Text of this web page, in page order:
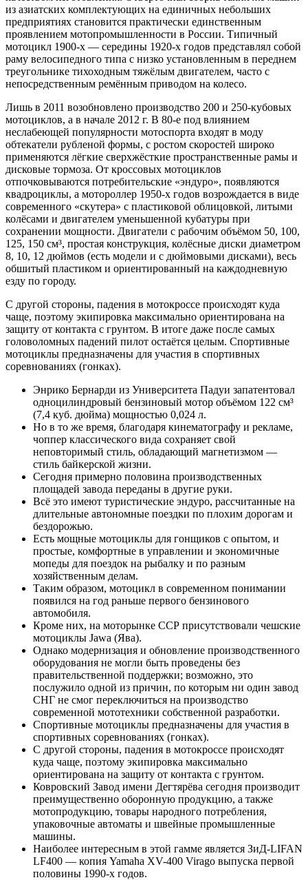
из азиатских комплектующих на единичных небольших
предприятиях становится практически единственным
проявлением мотопромышленности в России. Типичный
мотоцикл 1900-х — середины 1920-х годов представлял собой
раму велосипедного типа с низко установленным в переднем
треугольнике тихоходным тяжёлым двигателем, часто с
непосредственным ремённым приводом на колесо.
Лишь в 2011 возобновлено производство 200 и 250-кубовых
мотоциклов, а в начале 2012 г. В 80-е под влиянием
неслабеющей популярности мотоспорта входят в моду
обтекатели рубленой формы, с ростом скоростей широко
применяются лёгкие сверхжёсткие пространственные рамы и
дисковые тормоза. От кроссовых мотоциклов
отпочковываются потребительские «эндуро», появляются
квадроциклы, а мотороллер 1950-х годов возрождается в виде
современного «скутера» с пластиковой облицовкой, литыми
колёсами и двигателем уменьшенной кубатуры при
сохранении мощности. Двигатели с рабочим объёмом 50, 100,
125, 150 см³, простая конструкция, колёсные диски диаметром
8, 10, 12 дюймов (есть модели и с дюймовыми дисками), весь
обшитый пластиком и ориентированный на каждодневную
езду по городу.
С другой стороны, падения в мотокроссе происходят куда
чаще, поэтому экипировка максимально ориентирована на
защиту от контакта с грунтом. В итоге даже после самых
головоломных падений пилот остаётся целым. Спортивные
мотоциклы предназначены для участия в спортивных
соревнованиях (гонках).
Энрико Бернарди из Университета Падуи запатентовал
одноцилиндровый бензиновый мотор объёмом 122 см³
(7,4 куб. дюйма) мощностью 0,024 л.
Но в то же время, благодаря кинематографу и рекламе,
чоппер классического вида сохраняет свой
неповторимый стиль, обладающий магнетизмом —
стиль байкерской жизни.
Сегодня примерно половина производственных
площадей завода переданы в другие руки.
Всё это имеют туристические эндуро, рассчитанные на
длительные автономные поездки по плохим дорогам и
бездорожью.
Есть мощные мотоциклы для гонщиков с опытом, и
простые, комфортные в управлении и экономичные
мопеды для поездок на рыбалку и по разным
хозяйственным делам.
Таким образом, мотоцикл в современном понимании
появился на год раньше первого бензинового
автомобиля.
Кроме них, на моторынке ССР присутствовали чешские
мотоциклы Jawa (Ява).
Однако модернизация и обновление производственного
оборудования не могли быть проведены без
правительственной поддержки; возможно, это
послужило одной из причин, по которым ни один завод
СНГ не смог переключиться на производство
современной мототехники собственной разработки.
Спортивные мотоциклы предназначены для участия в
спортивных соревнованиях (гонках).
С другой стороны, падения в мотокроссе происходят
куда чаще, поэтому экипировка максимально
ориентирована на защиту от контакта с грунтом.
Ковровский Завод имени Дегтярёва сегодня производит
преимущественно оборонную продукцию, а также
мотопродукцию, товары народного потребления,
упаковочные автоматы и швейные промышленные
машины.
Наиболее интересным в этой гамме является ЗиД-LIFAN
LF400 — копия Yamaha XV-400 Virago выпуска первой
половины 1990-х годов.